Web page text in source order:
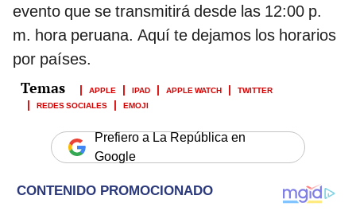
evento que se transmitirá desde las 12:00 p.
m. hora peruana. Aquí te dejamos los horarios
por países.
APPLE IPAD APPLE WATCH
TWITTER
REDES SOCIALES
EMOJI
Prefiero a La República en
Google